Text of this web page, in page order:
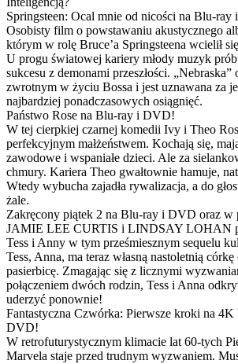
Springsteen: Ocal mnie od nicości na Blu-
Osobisty film o powstawaniu akustycznego
którym w rolę Bruce’a Springsteena wcielił
U progu światowej kariery młody muzyk
sukcesu z demonami przeszłości. „Nebraska”
zwrotnym w życiu Bossa i jest uznawana za
najbardziej ponadczasowych osiągnięć.
Państwo Rose na Blu-ray i DVD!
W tej cierpkiej czarnej komedii Ivy i Theo
perfekcyjnym małżeństwem. Kochają się,
zawodowe i wspaniałe dzieci. Ale za
chmury. Kariera Theo gwałtownie hamuje,
Wtedy wybucha zajadła rywalizacja, a do
żale.
Zakręcony piątek 2 na Blu-ray i DVD oraz w
JAMIE LEE CURTIS i LINDSAY LOHAN
Tess i Anny w tym prześmiesznym sequelu
Tess, Anna, ma teraz własną nastoletnią córkę
pasierbicę. Zmagając się z licznymi
połączeniem dwóch rodzin, Tess i Anna
uderzyć ponownie!
Fantastyczna Czwórka: Pierwsze kroki na
DVD!
W retrofuturystycznym klimacie lat 60-tych
Marvela staje przed trudnym wyzwaniem.